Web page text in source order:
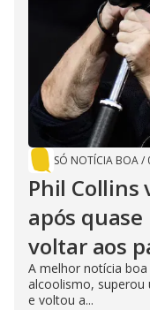
SÓ NOTÍCIA BOA/
Phil Collins
após
voltar aos
A melhor notícia
alcoolismo, superou
e voltou a...